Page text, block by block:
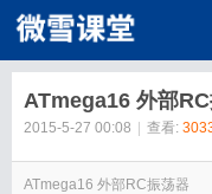
ATmega16 外部
2015-5-27 00:08 查看:
ATmega16 外部RC振荡器